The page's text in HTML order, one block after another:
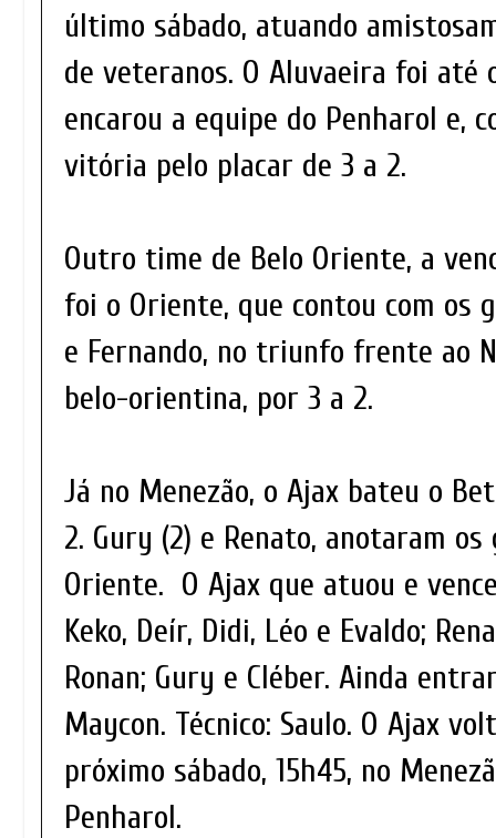
último sábado, atuando
de veteranos. O Aluvaeira foi até
encarou a equipe do Penharol e,
vitória pelo placar de 3 a 2.
Outro time de Belo Oriente, a
foi o Oriente, que contou com os
e Fernando, no triunfo frente ao
belo-orientina, por 3 a 2.
Já no Menezão, o Ajax bateu o
2. Gury (2) e Renato, anotaram
Oriente. O Ajax que atuou e
Keko, Deír, Didi, Léo e Evaldo;
Ronan; Gury e Cléber. Ainda
Maycon. Técnico: Saulo. O Ajax
próximo sábado, 15h45, no
Penharol.